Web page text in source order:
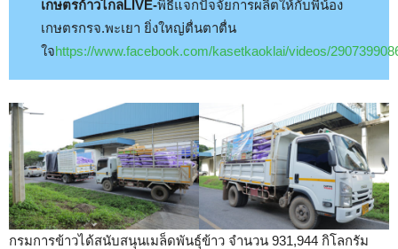
เกษตรก้าวไกลLIVE-พิธีแจกปัจจัยการผลิตให้กับพี่น้อง
เกษตรกรจ.พะเยา ยิ่งใหญ่ตื่นตาตื่น
ใจhttps://www.facebook.com/kasetkaoklai/videos/
กรมการข้าวได้สนับสนุนเมล็ดพันธุ์ข้าว จำนวน 931,944 กิโลกรัม